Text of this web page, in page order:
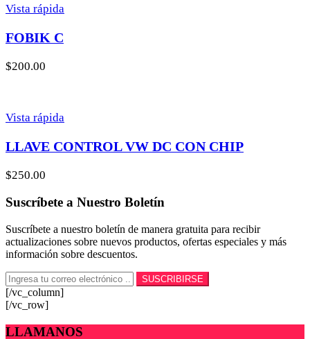
Vista rápida
FOBIK C
$200.00
Vista rápida
LLAVE CONTROL VW DC CON CHIP
$250.00
Suscríbete a Nuestro Boletín
Suscríbete a nuestro boletín de manera gratuita para recibir
actualizaciones sobre nuevos productos, ofertas especiales y más
información sobre descuentos.
[/vc_column]
[/vc_row]
LLAMANOS